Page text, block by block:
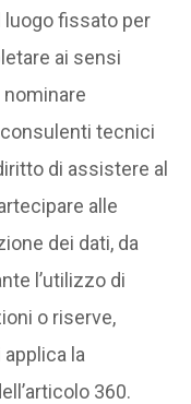
luogo fissato per
ai sensi
nominare
tecnici
di assistere al
alle
dei dati, da
l’utilizzo di
o riserve,
la
360.